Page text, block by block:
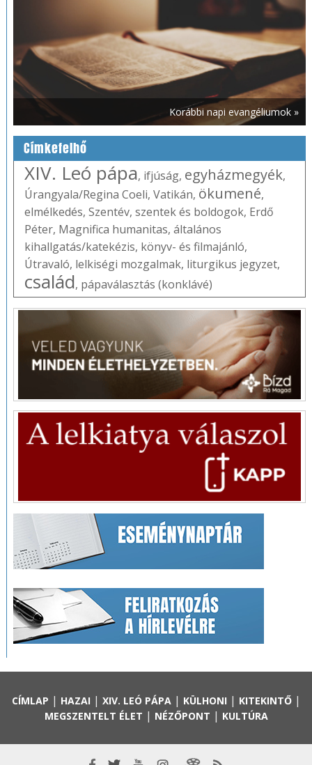
Korábbi napi evangéliumok »
Címkefelhő
XIV. Leó pápa, ifjúság, egyházmegyék,
Úrangyala/Regina Coeli, Vatikán, ökumené,
elmélkedés, Szentév, szentek és boldogok, Erdő
Péter, Magnifica humanitas, általános
kihallgatás/katekézis, könyv- és filmajánló,
Útravaló, lelkiségi mozgalmak, liturgikus jegyzet,
család, pápaválasztás (konklávé)
CÍMLAP | HAZAI | XIV. LEÓ PÁPA| KÜLHONI | KITEKINTŐ|
MEGSZENTELT ÉLET | NÉZŐPONT | KULTÚRA